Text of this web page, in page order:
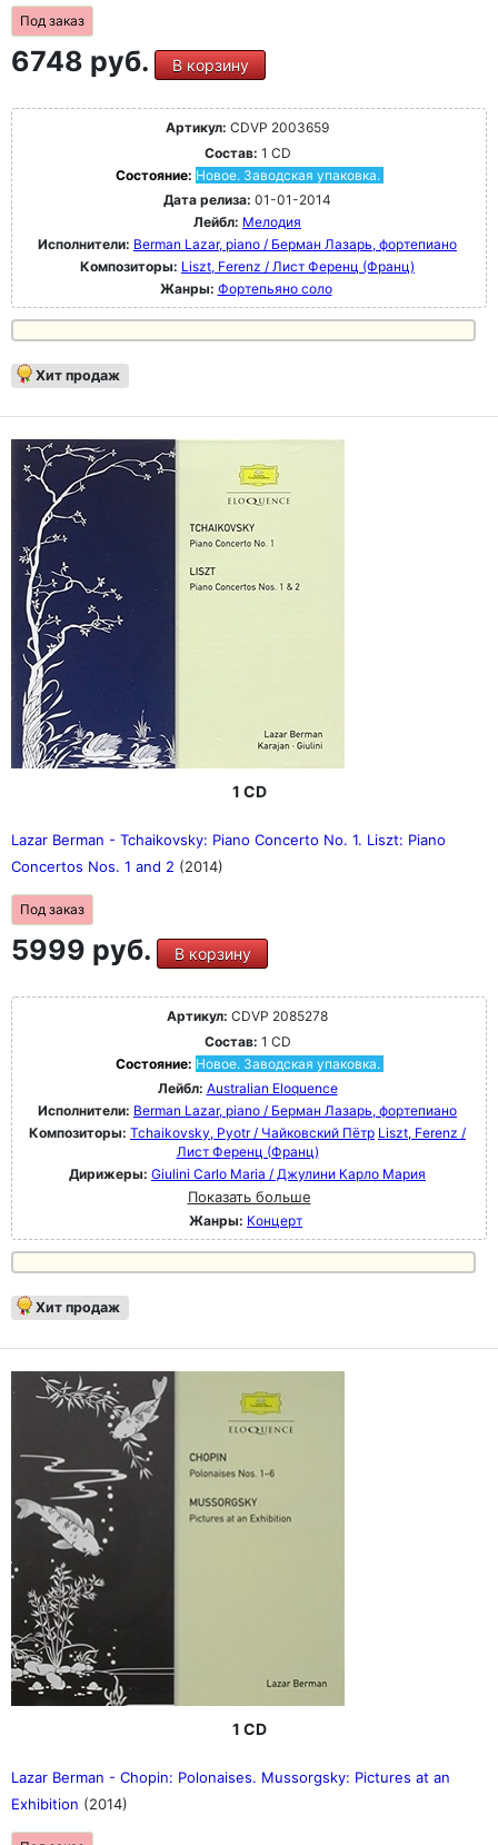
Под заказ
6748 руб. В корзину
Артикул: CDVP 2003659
Состав: 1 CD
Состояние: Новое. Заводская упаковка.
Дата релиза: 01-01-2014
Лейбл: Мелодия
Исполнители: Berman Lazar, piano / Берман Лазарь, фортепиано
Композиторы: Liszt, Ferenz / Лист Ференц (Франц)
Жанры: Фортепьяно соло
Хит продаж
1 CD
Lazar Berman - Tchaikovsky: Piano Concerto No. 1. Liszt: Piano
Concertos Nos. 1 and 2 (2014)
Под заказ
5999 руб. В корзину
Артикул: CDVP 2085278
Состав: 1 CD
Состояние: Новое. Заводская упаковка.
Лейбл: Australian Eloquence
Исполнители: Berman Lazar, piano / Берман Лазарь, фортепиано
Композиторы: Tchaikovsky, Pyotr / Чайковский Пётр Liszt, Ferenz /
Лист Ференц (Франц)
Дирижеры: Giulini Carlo Maria / Джулини Карло Мария
Показать больше
Жанры: Концерт
Хит продаж
1 CD
Lazar Berman - Chopin: Polonaises. Mussorgsky: Pictures at an
Exhibition (2014)